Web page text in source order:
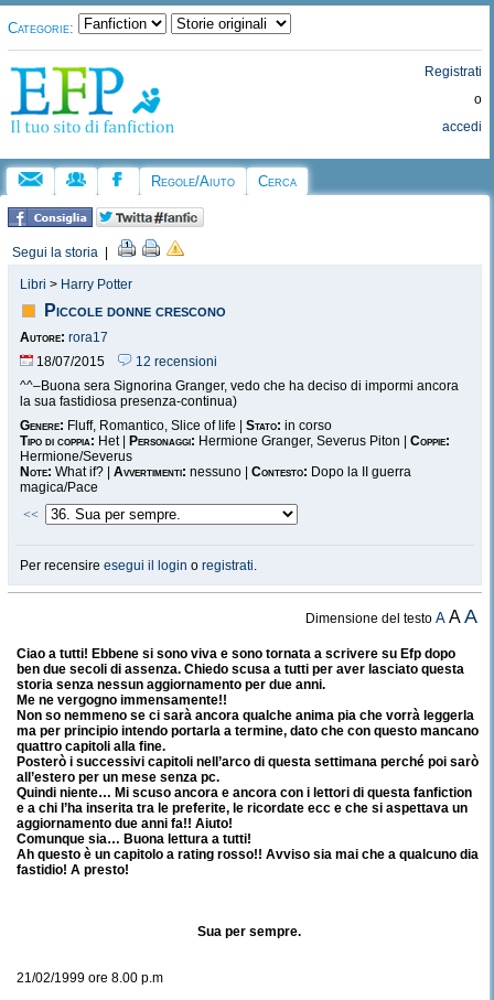
Categorie:
Registrati
o
accedi
Regole/Aiuto Cerca
Segui la storia
Libri > Harry Potter
Piccole donne crescono
Autore: rora17
18/07/2015
12 recensioni
^^–Buona sera Signorina Granger, vedo che ha deciso di impormi ancora
la sua fastidiosa presenza-continua)
Genere: Fluff, Romantico, Slice of life | Stato: in corso
Tipo di coppia: Het | Personaggi: Hermione Granger, Severus Piton | Coppie:
Hermione/Severus
Note: What if? | Avvertimenti: nessuno | Contesto: Dopo la II guerra
magica/Pace
<<
Per recensire esegui il login o registrati.
Dimensione del testoA AA
Ciao a tutti! Ebbene si sono viva e sono tornata a scrivere su Efp dopo
ben due secoli di assenza. Chiedo scusa a tutti per aver lasciato questa
storia senza nessun aggiornamento per due anni.
Me ne vergogno immensamente!!
Non so nemmeno se ci sarà ancora qualche anima pia che vorrà leggerla
ma per principio intendo portarla a termine, dato che con questo mancano
quattro capitoli alla fine.
Posterò i successivi capitoli nell’arco di questa settimana perché poi sarò
all’estero per un mese senza pc.
Quindi niente… Mi scuso ancora e ancora con i lettori di questa fanfiction
e a chi l’ha inserita tra le preferite, le ricordate ecc e che si aspettava un
aggiornamento due anni fa!! Aiuto!
Comunque sia… Buona lettura a tutti!
Ah questo è un capitolo a rating rosso!! Avviso sia mai che a qualcuno dia
fastidio! A presto!
Sua per sempre.
21/02/1999 ore 8.00 p.m